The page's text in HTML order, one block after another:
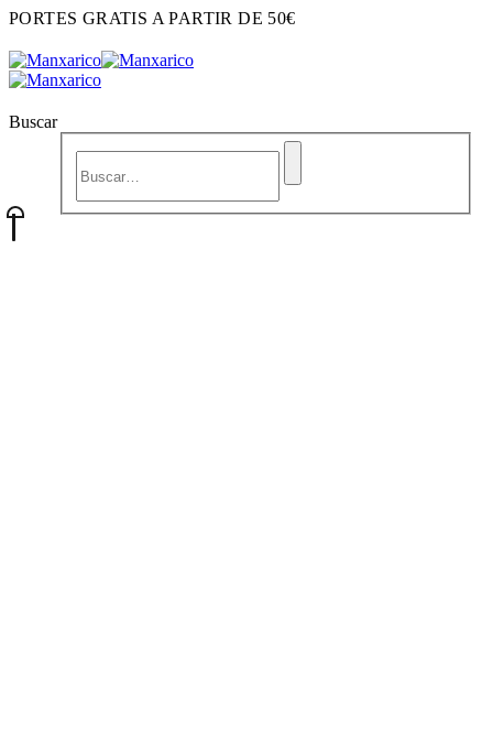
PORTES GRATIS A PARTIR DE 50€
Buscar